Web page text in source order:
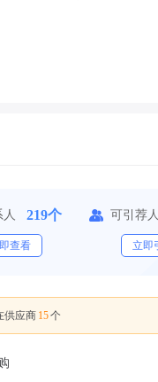
219个
查看
可引荐
立即
供应商 15个